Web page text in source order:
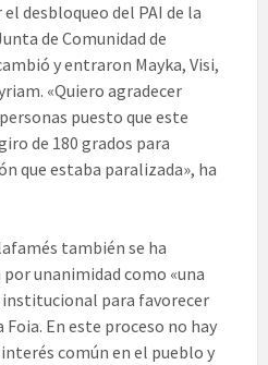
desbloqueo del PAI de la
de Comunidad de
y entraron Mayka, Visi,
«Quiero agradecer
puesto que este
de 180 grados para
que estaba paralizada», ha
también se ha
unanimidad como «una
para favorecer
Foia. En este proceso no hay
común en el pueblo y